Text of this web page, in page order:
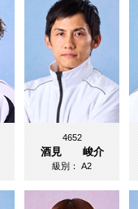
4652
酒見 峻介
級別：A2